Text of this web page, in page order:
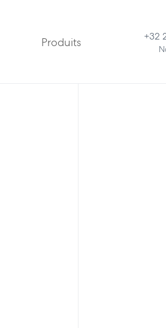
Produits +32